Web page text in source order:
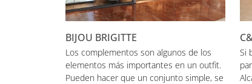
BIJOU BRIGITTE
Los complementos son algunos de los
elementos más importantes en un outfit.
Pueden hacer que un conjunto simple, se
Si